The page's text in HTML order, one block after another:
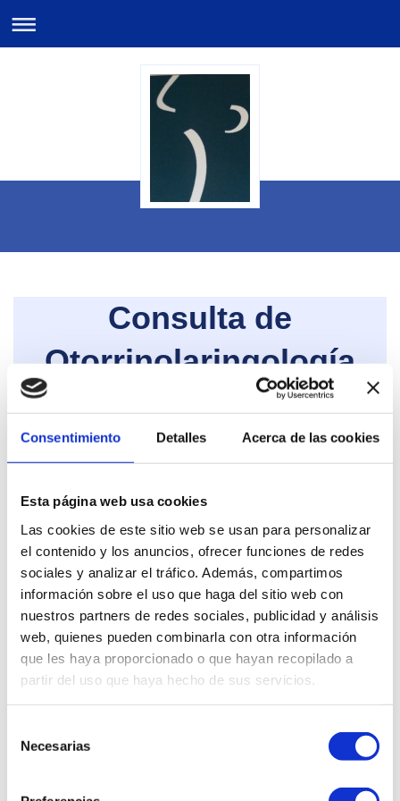
Consentimiento Detalles Acerca de las cookies
Esta página web usa cookies
Las cookies de este sitio web se usan para personalizar
el contenido y los anuncios, ofrecer funciones de redes
sociales y analizar el tráfico. Además, compartimos
información sobre el uso que haga del sitio web con
nuestros partners de redes sociales, publicidad y análisis
web, quienes pueden combinarla con otra información
que les haya proporcionado o que hayan recopilado a
partir del uso que haya hecho de sus servicios.
Necesarias
Consulta de
Otorrinolaringología
Dr. Jose Ramón Vasallo Morillas